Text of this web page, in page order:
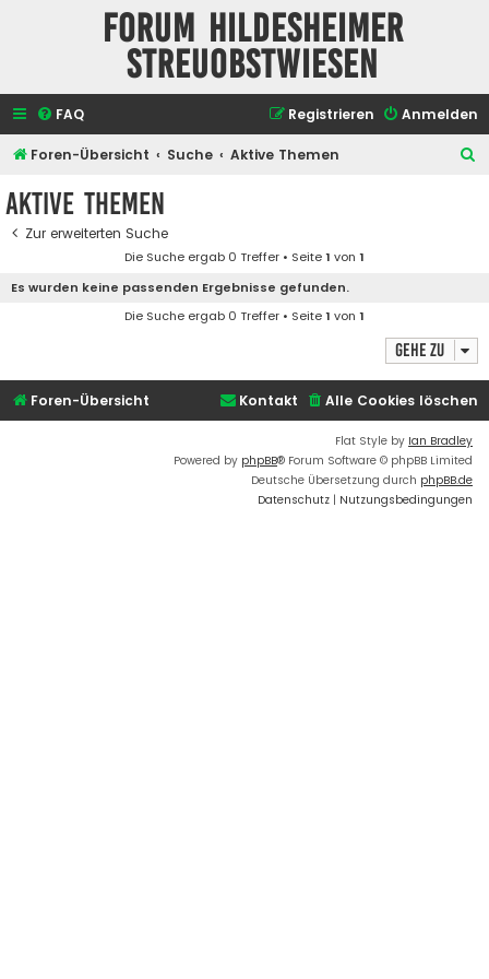
Forum Hildesheimer
Streuobstwiesen
FAQ Anmelden
Registrieren
Foren-Übersicht Suche Aktive Themen
Aktive Themen
Zur erweiterten Suche
Die Suche ergab 0 Treffer • Seite1 von 1
Es wurden keine passenden Ergebnisse gefunden.
Die Suche ergab 0 Treffer • Seite1 von 1
Gehe zu
Foren-Übersicht Alle Cookies löschen
Kontakt
Flat Style by Ian Bradley
Powered by phpBB® Forum Software © phpBB Limited
Deutsche Übersetzung durch phpBB.de
Datenschutz | Nutzungsbedingungen